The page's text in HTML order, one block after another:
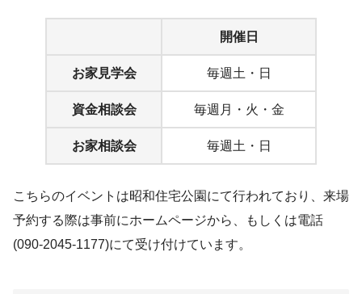
開催日
お家見学会 毎週土・日
資金相談会 毎週月・火・金
お家相談会 毎週土・日
こちらのイベントは昭和住宅公園にて行われており、来場
予約する際は事前にホームページから、もしくは電話
(090-2045-1177)にて受け付けています。